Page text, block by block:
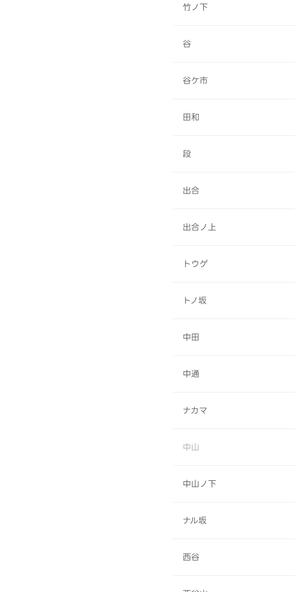
竹ノ下
谷
谷ケ市
田和
段
出合
出合ノ上
トウゲ
トノ坂
中田
中通
ナカマ
中山
中山ノ下
ナル坂
西谷